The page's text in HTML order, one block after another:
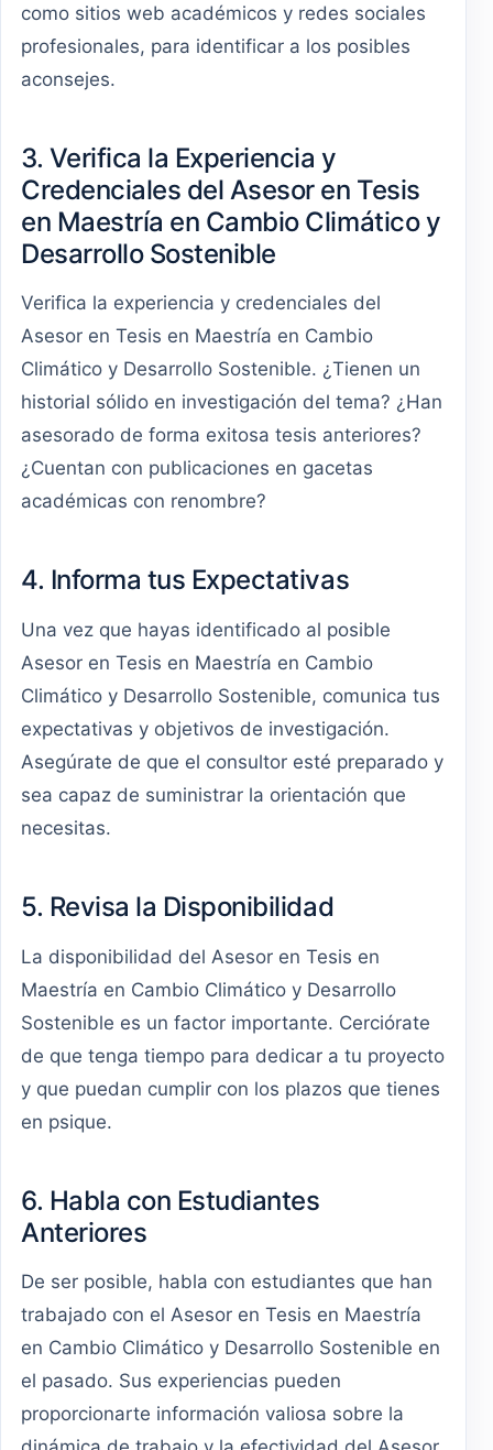
como sitios web académicos y redes sociales
profesionales, para identificar a los posibles
aconsejes.
3. Verifica la Experiencia y
Credenciales del Asesor en Tesis
en Maestría en Cambio Climático y
Desarrollo Sostenible
Verifica la experiencia y credenciales del
Asesor en Tesis en Maestría en Cambio
Climático y Desarrollo Sostenible. ¿Tienen un
historial sólido en investigación del tema? ¿Han
asesorado de forma exitosa tesis anteriores?
¿Cuentan con publicaciones en gacetas
académicas con renombre?
4. Informa tus Expectativas
Una vez que hayas identificado al posible
Asesor en Tesis en Maestría en Cambio
Climático y Desarrollo Sostenible, comunica tus
expectativas y objetivos de investigación.
Asegúrate de que el consultor esté preparado y
sea capaz de suministrar la orientación que
necesitas.
5. Revisa la Disponibilidad
La disponibilidad del Asesor en Tesis en
Maestría en Cambio Climático y Desarrollo
Sostenible es un factor importante. Cerciórate
de que tenga tiempo para dedicar a tu proyecto
y que puedan cumplir con los plazos que tienes
en psique.
6. Habla con Estudiantes
Anteriores
De ser posible, habla con estudiantes que han
trabajado con el Asesor en Tesis en Maestría
en Cambio Climático y Desarrollo Sostenible en
el pasado. Sus experiencias pueden
proporcionarte información valiosa sobre la